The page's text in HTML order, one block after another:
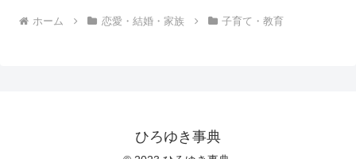
ホーム 恋愛・結婚・家族 子育て・教育
ひろゆき事典